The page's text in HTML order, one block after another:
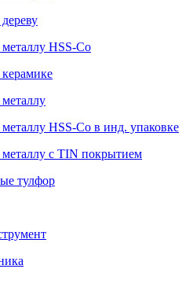
HSS-Co
HSS-Co в инд. упаковке
с TIN покрытием
тулфор